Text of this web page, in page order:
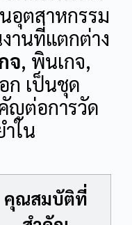
อุตสาหกรรม
านที่แตกต่าง
จ, พินเกจ,
ก เป็นชุด
ญต่อการวัด
ใน
คุณสมบัติที่